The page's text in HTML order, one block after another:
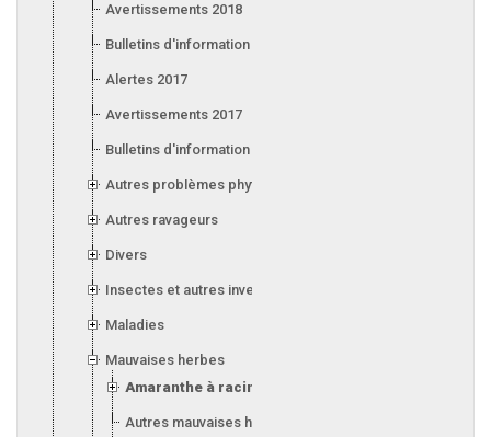
Avertissements 2018
Bulletins d'information 2018
Alertes 2017
Avertissements 2017
Bulletins d'information 2017
Autres problèmes phytosanitaires
Autres ravageurs
Divers
Insectes et autres invertébrés
Maladies
Mauvaises herbes
Amaranthe à racine rouge
Autres mauvaises herbes